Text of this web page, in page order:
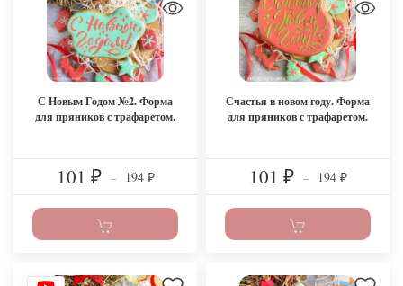
С Новым Годом №2. Форма
для пряников с трафаретом.
101 ₽ – 194 ₽
Счастья в новом году. Форма
для пряников с трафаретом.
101 ₽ – 194 ₽